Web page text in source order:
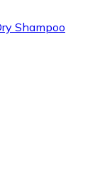
Shampoo